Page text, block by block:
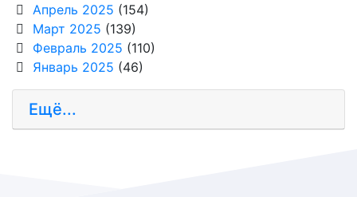
Апрель 2025 (154)
Март 2025 (139)
Февраль 2025 (110)
Январь 2025 (46)
Ещё...